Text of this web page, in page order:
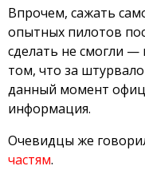
Впрочем, сажать
опытных пилотов
сделать не смогли —
том, что за
данный момент
информация.
Очевидцы же
частям.